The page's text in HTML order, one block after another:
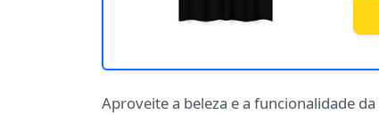
Aproveite a beleza e a funcionalidade da